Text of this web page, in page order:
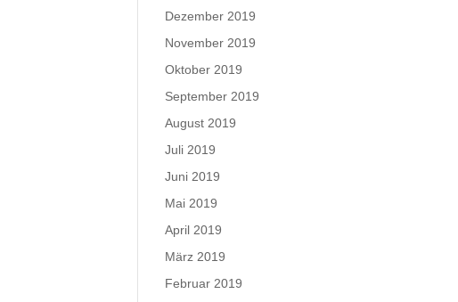
Dezember 2019
November 2019
Oktober 2019
September 2019
August 2019
Juli 2019
Juni 2019
Mai 2019
April 2019
März 2019
Februar 2019